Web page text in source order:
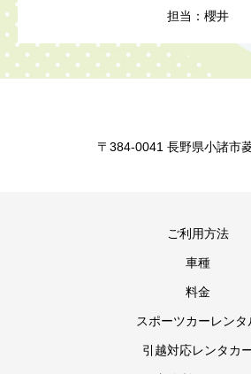
担当：櫻井
〒384-0041 長野県小諸市
ご利用方法
車種
料金
スポーツカーレンタ
引越対応レンタカ